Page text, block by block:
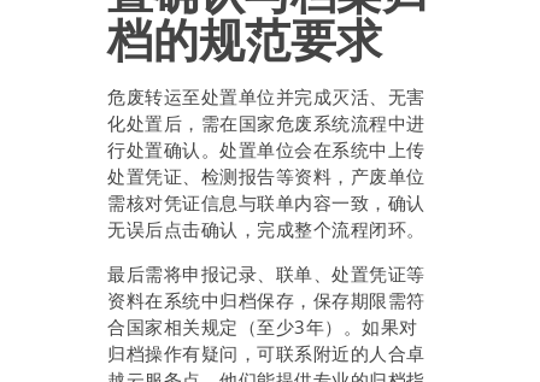
档的规范要求
危废转运至处置单位并完成灭活、无害
化处置后，需在国家危废系统流程中进
行处置确认。处置单位会在系统中上传
处置凭证、检测报告等资料，产废单位
需核对凭证信息与联单内容一致，确认
无误后点击确认，完成整个流程闭环。
最后需将申报记录、联单、处置凭证等
资料在系统中归档保存，保存期限需符
合国家相关规定（至少3年）。如果对
归档操作有疑问，可联系附近的人合卓